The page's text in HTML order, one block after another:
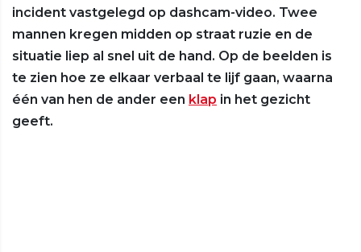
incident vastgelegd op dashcam-video. Twee
mannen kregen midden op straat ruzie en de
situatie liep al snel uit de hand. Op de beelden is
te zien hoe ze elkaar verbaal te lijf gaan, waarna
één van hen de ander een klap in het gezicht
geeft.